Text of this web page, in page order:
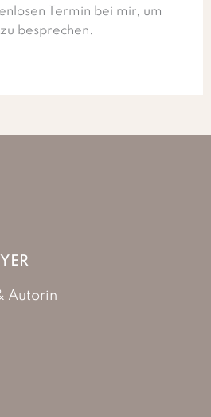
Termin bei mir, um
besprechen.
Autorin